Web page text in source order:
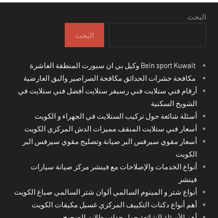
البحث
البحث
مكافحة حشرات الحدائق مكافحة الصراصير والبق العارضية
أرقام فني ستلايت فني رسيفر ستلايت أفضل فني ستلايت في
الشويخ السكنية
أسئلة شائعة حول تركيب الستلايت في الجهراء و الكويت
أسعار فني ستلايت المنقف مميزات الدش المركزي الكويت
أسعار مقوي سيرفس البر صيانة وتصليح مقوي سيرفس البر
الكويت
أنواع الخدمات والإصلاحات مع فينشر مركز صيانة سيارات
فينشر
أنواع شتر و المينوم السالمي ألوان شتر السالمي صباغ الكويت
أهم أنواع دكتات التكييف المركزي غسيل مكيفات الكويت